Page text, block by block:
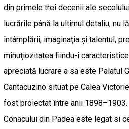
din primele trei decenii ale
lucrările până la ultimul detaliu, nu
întâmplării, imaginaţia şi talentul,
minuţiozitatea fiindu-i
apreciată lucrare a sa este Palatul
Cantacuzino situat pe Calea
fost proiectat între anii
Conacului din Padea este legat si